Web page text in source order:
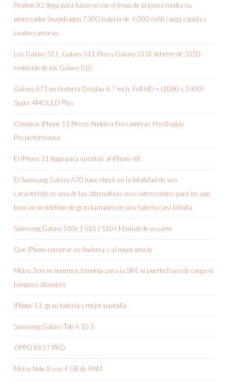
Realme X2 llega para hacerse con el trono de la gama media su
procesador Snapdragon 730G batería de 4.000 mAh carga rápida y
cuatro cámaras
Los Galaxy S11, Galaxy S11 Plus y Galaxy S11E febrero de 2020
evolución de los Galaxy S10
Galaxy A71 en Andorra Display 6.7-inch, Full HD + (1080 x 2400)
Super AMOLED Plus
Comprar iPhone 11 Pro en Andorra Pro cameras Pro display
Pro performance
El iPhone 11 llega para sustituir al iPhone XR
El Samsung Galaxy A70 hace check en la totalidad de sus
características una de las alternativas más interesantes para los que
buscan un teléfono de gran tamaño con una bateria casi infinita
Samsung Galaxy S10e | S10 | S10+ Manual de usuario
Qué iPhone comprar en Andorra y al mejor precio
Meizu Zero no tenemos bandeja para la SIM, ni puerto físico de carga ni
tampoco altavoces
iPhone 11: gran batería y mejor pantalla
Samsung Galaxy Tab A 10.5
OPPO RX17 PRO
Meizu Note 8 con 4 GB de RAM